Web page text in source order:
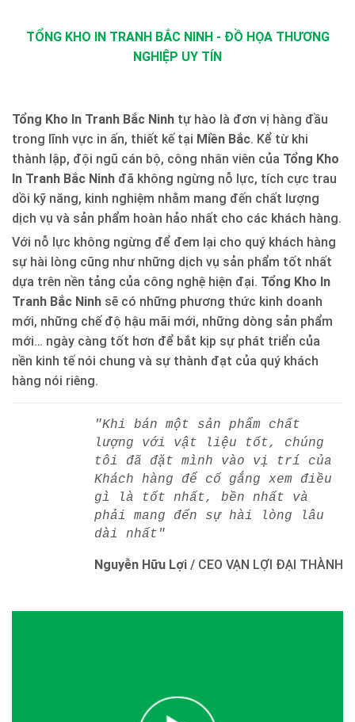
TỔNG KHO IN TRANH BẮC NINH - ĐỒ HỌA THƯƠNG
NGHIỆP UY TÍN
Tổng Kho In Tranh Bắc Ninh tự hào là đơn vị hàng đầu
trong lĩnh vực in ấn, thiết kế tại Miền Bắc. Kể từ khi
thành lập, đội ngũ cán bộ, công nhân viên của Tổng Kho
In Tranh Bắc Ninh đã không ngừng nỗ lực, tích cực trau
dồi kỹ năng, kinh nghiệm nhằm mang đến chất lượng
dịch vụ và sản phẩm hoàn hảo nhất cho các khách hàng.
Với nỗ lực không ngừng để đem lại cho quý khách hàng
sự hài lòng cũng như những dịch vụ sản phẩm tốt nhất
dựa trên nền tảng của công nghệ hiện đại. Tổng Kho In
Tranh Bắc Ninh sẽ có những phương thức kinh doanh
mới, những chế độ hậu mãi mới, những dòng sản phẩm
mới… ngày càng tốt hơn để bắt kịp sự phát triển của
nền kinh tế nói chung và sự thành đạt của quý khách
hàng nói riêng.
"Khi bán một sản phẩm chất
lượng với vật liệu tốt, chúng
tôi đã đặt mình vào vị trí của
Khách hàng để cố gắng xem điều
gì là tốt nhất, bền nhất và
phải mang đến sự hài lòng lâu
dài nhất"
Nguyễn Hữu Lợi / CEO VẠN LỢI ĐẠI THÀNH